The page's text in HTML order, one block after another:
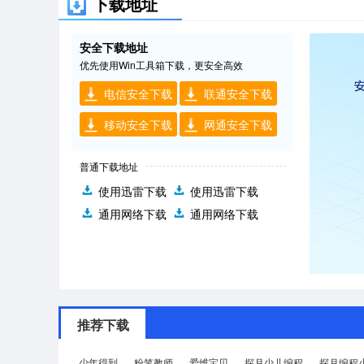
安全下载地址
优先使用Win工具箱下载，更安全高效
电信安全下载
联通安全下载
移动安全下载
网通安全下载
普通下载地址
使用迅雷下载
使用迅雷下载
通用网络下载
通用网络下载
推荐下载